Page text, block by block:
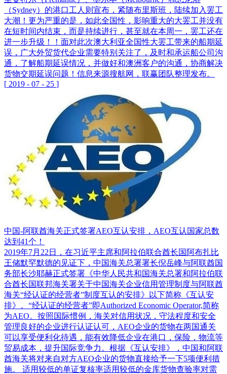
（Sydney）的港口工人则宣布，紧随布里斯班，陆续加入罢工
大潮！更为严重的是，如此全国性，影响重大的大罢工并没有
在短时间内结束，而是持续进行，甚至就在本周一，罢工还在
进一步升级！！面对此次澳大利亚全国性大罢工带来的船期延
误，广大外贸货代企业需要特别关注了，及时和承运船公司沟
通，了解船期延误情况，并做好和澳洲客户的沟通，协商解决
货物交期延误问题！信息来源搜航网，联赢团队整理发布。
[ 2019 - 07 - 25 ]
中国-阿联酋海关正式签署AEO互认安排，AEO互认国家总数
达到41个！
2019年7月22日，在习近平主席和阿拉伯联合酋长国阿布扎比
王储默罕默德的见证下，中国海关总署署长倪岳峰与阿联酋国
务部长沙耶赫正式签署《中华人民共和国海关总署和阿拉伯联
合酋长国联邦海关署关于中国海关企业信用管理制度与阿联酋
海关“经认证的经营者”制度互认的安排》以下简称《互认安
排》。“经认证的经营者”即Authorized Economic Operator,简称
为AEO。按照国际惯例，海关对信用状况，守法程度和安全
管理良好的企业进行认证认可，AEO企业的货物在两国通关
可以享受便利化待遇，能有效降低企业在港口，保险，物流等
贸易成本，提升国际竞争力。根据《互认安排》，中国和阿联
酋海关将对来自对方AEO企业的货物直接给予一下5项便利措
施。 适用较低的单证复核率适用较低的金库货物查验率对需